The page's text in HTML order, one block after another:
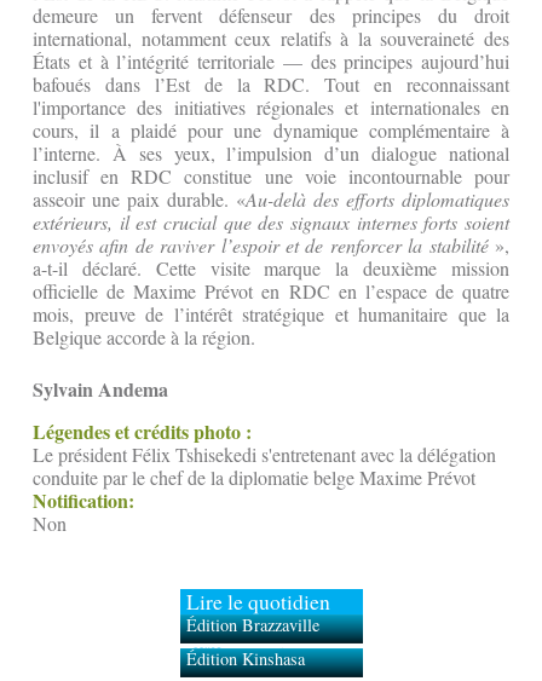
demeure un fervent défenseur des principes du droit
international, notamment ceux relatifs à la souveraineté des
États et à l’intégrité territoriale — des principes aujourd’hui
bafoués dans l’Est de la RDC. Tout en reconnaissant
l'importance des initiatives régionales et internationales en
cours, il a plaidé pour une dynamique complémentaire à
l’interne. À ses yeux, l’impulsion d’un dialogue national
inclusif en RDC constitue une voie incontournable pour
asseoir une paix durable. «Au-delà des efforts diplomatiques
extérieurs, il est crucial que des signaux internes forts soient
envoyés afin de raviver l’espoir et de renforcer la stabilité»,
a-t-il déclaré. Cette visite marque la deuxième mission
officielle de Maxime Prévot en RDC en l’espace de quatre
mois, preuve de l’intérêt stratégique et humanitaire que la
Belgique accorde à la région.
Sylvain Andema
Légendes et crédits photo :
Le président Félix Tshisekedi s'entretenant avec la délégation
conduite par le chef de la diplomatie belge Maxime Prévot
Notification:
Non
Lire le quotidien
Édition Brazzaville
Édition Kinshasa